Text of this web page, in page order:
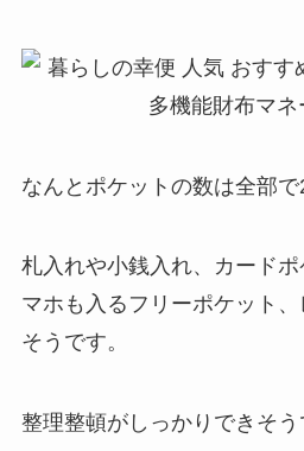
なんとポケットの数は全部で
札入れや小銭入れ、カード
マホも入るフリーポケット
そうです。
整理整頓がしっかりできそう